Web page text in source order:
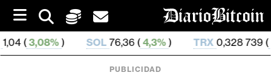
i
p
t
SOL76,36 (4,3% TRX0,328 739 ( 0,43%)
PUBLICIDAD